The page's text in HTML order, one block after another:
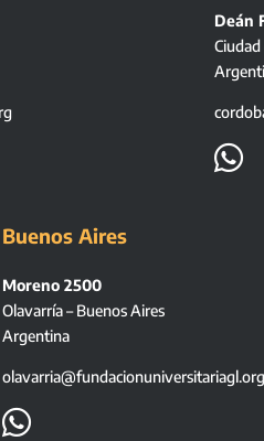
Deán

Buenos Aires
Moreno 2500
Olavarría – Buenos Aires
Argentina
olavarria@fundacionuniversitariagl.org
